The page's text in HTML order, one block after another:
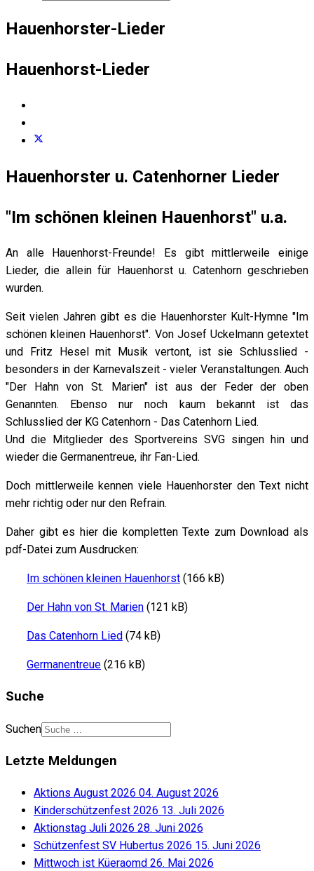
Hauenhorster-Lieder
Hauenhorst-Lieder
Hauenhorster u. Catenhorner Lieder
"Im schönen kleinen Hauenhorst" u.a.
An alle Hauenhorst-Freunde! Es gibt mittlerweile einige
Lieder, die allein für Hauenhorst u. Catenhorn geschrieben
wurden.
Seit vielen Jahren gibt es die Hauenhorster Kult-Hymne "Im
schönen kleinen Hauenhorst". Von Josef Uckelmann getextet
und Fritz Hesel mit Musik vertont, ist sie Schlusslied -
besonders in der Karnevalszeit - vieler Veranstaltungen. Auch
"Der Hahn von St. Marien" ist aus der Feder der oben
Genannten. Ebenso nur noch kaum bekannt ist das
Schlusslied der KG Catenhorn - Das Catenhorn Lied.
Und die Mitglieder des Sportvereins SVG singen hin und
wieder die Germanentreue, ihr Fan-Lied.
Doch mittlerweile kennen viele Hauenhorster den Text nicht
mehr richtig oder nur den Refrain.
Daher gibt es hier die kompletten Texte zum Download als
pdf-Datei zum Ausdrucken:
Im schönen kleinen Hauenhorst (166 kB)
Der Hahn von St. Marien (121 kB)
Das Catenhorn Lied (74 kB)
Germanentreue (216 kB)
Suche
Suchen
Letzte Meldungen
Aktions August 2026 04. August 2026
Kinderschützenfest 2026 13. Juli 2026
Aktionstag Juli 2026 28. Juni 2026
Schützenfest SV Hubertus 2026 15. Juni 2026
Mittwoch ist Küeraomd 26. Mai 2026